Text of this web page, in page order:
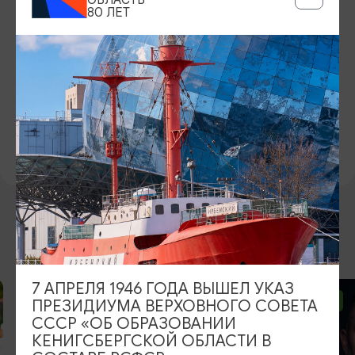
БИЛЕТЫ
по входным билетам в музей
ОФИЦИАЛЬНЫЙ САЙТ
https://koihm.ru/
ВКОНТАКТЕ
https://vk.com/koihm
ВОЗМОЖНО ВАС ЗАИНТЕРЕСУЕТ
ОТ 2500₽ ОТ 1000₽
80 ЛЕТ
7 АПРЕЛЯ 1946 ГОДА ВЫШЕЛ УКАЗ
ПРЕЗИДИУМА ВЕРХОВНОГО СОВЕТА
СССР «ОБ ОБРАЗОВАНИИ
КЕНИГСБЕРГСКОЙ ОБЛАСТИ В